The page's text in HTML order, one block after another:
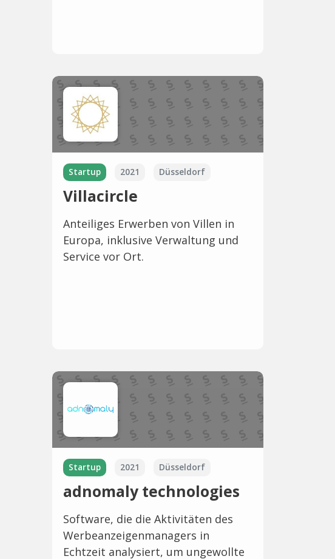
Startup 2021 Düsseldorf
Villacircle
Anteiliges Erwerben von Villen in
Europa, inklusive Verwaltung und
Service vor Ort.
Startup 2021 Düsseldorf
adnomaly technologies
Software, die die Aktivitäten des
Werbeanzeigenmanagers in
Echtzeit analysiert, um ungewollte